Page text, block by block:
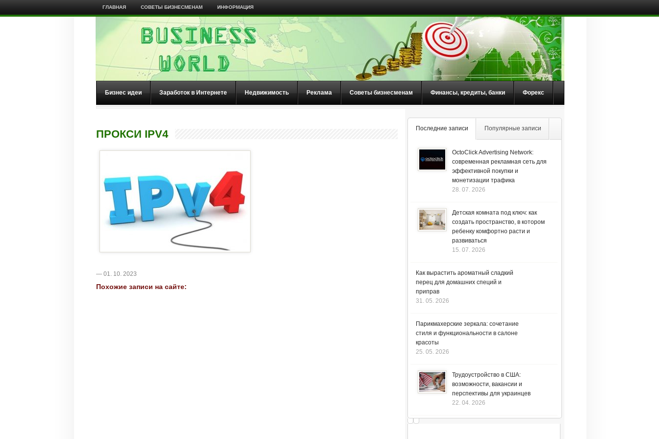
ГЛАВНАЯ СОВЕТЫ БИЗНЕСМЕНАМ ИНФОРМАЦИЯ
Бизнес идеи Заработок в Интернете Недвижимость Реклама Советы бизнесменам Финансы, кредиты, банки Форекс
ПРОКСИ IPV4
— 01. 10. 2023
Похожие записи на сайте:
Последние записи Популярные записи
OctoClick Advertising Network:
современная рекламная сеть для
эффективной покупки и
монетизации трафика
28. 07. 2026
Детская комната под ключ: как
создать пространство, в котором
ребенку комфортно расти и
развиваться
15. 07. 2026
Как вырастить ароматный сладкий
перец для домашних специй и
приправ
31. 05. 2026
Парикмахерские зеркала: сочетание
стиля и функциональности в салоне
красоты
25. 05. 2026
Трудоустройство в США:
возможности, вакансии и
перспективы для украинцев
22. 04. 2026